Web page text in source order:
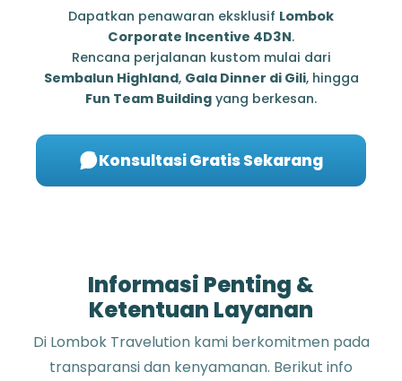
Dapatkan penawaran eksklusif Lombok
Corporate Incentive 4D3N.
Rencana perjalanan kustom mulai dari
Sembalun Highland, Gala Dinner di Gili, hingga
Fun Team Building yang berkesan.
Konsultasi Gratis Sekarang
Informasi Penting &
Ketentuan Layanan
Di Lombok Travelution kami berkomitmen pada
transparansi dan kenyamanan. Berikut info